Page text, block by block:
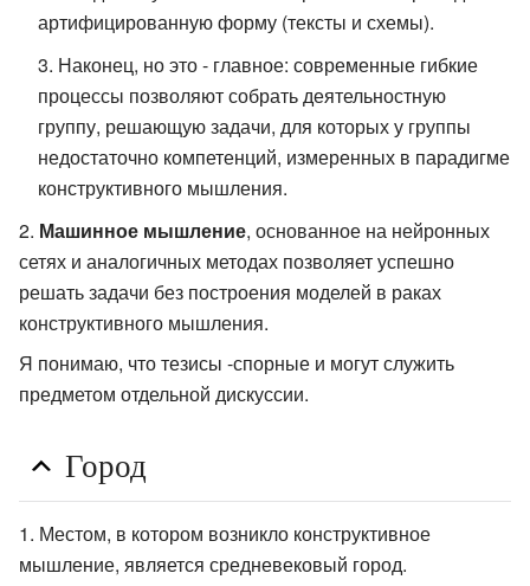
артифицированную форму (тексты и схемы).
Наконец, но это - главное: современные гибкие
процессы позволяют собрать деятельностную
группу, решающую задачи, для которых у группы
недостаточно компетенций, измеренных в парадигме
конструктивного мышления.
Машинное мышление, основанное на нейронных
сетях и аналогичных методах позволяет успешно
решать задачи без построения моделей в раках
конструктивного мышления.
Я понимаю, что тезисы -спорные и могут служить
предметом отдельной дискуссии.
Город
Местом, в котором возникло конструктивное
мышление, является средневековый город.